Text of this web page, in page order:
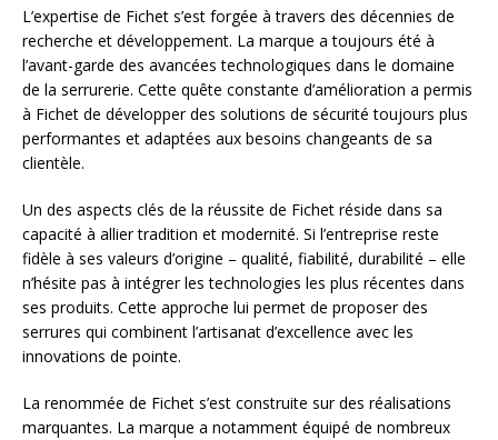
L’expertise de Fichet s’est forgée à travers des décennies de
recherche et développement. La marque a toujours été à
l’avant-garde des avancées technologiques dans le domaine
de la serrurerie. Cette quête constante d’amélioration a permis
à Fichet de développer des solutions de sécurité toujours plus
performantes et adaptées aux besoins changeants de sa
clientèle.
Un des aspects clés de la réussite de Fichet réside dans sa
capacité à allier tradition et modernité. Si l’entreprise reste
fidèle à ses valeurs d’origine – qualité, fiabilité, durabilité – elle
n’hésite pas à intégrer les technologies les plus récentes dans
ses produits. Cette approche lui permet de proposer des
serrures qui combinent l’artisanat d’excellence avec les
innovations de pointe.
La renommée de Fichet s’est construite sur des réalisations
marquantes. La marque a notamment équipé de nombreux